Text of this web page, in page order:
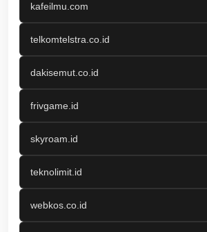
kafeilmu.com
telkomtelstra.co.id
dakisemut.co.id
frivgame.id
skyroam.id
teknolimit.id
webkos.co.id